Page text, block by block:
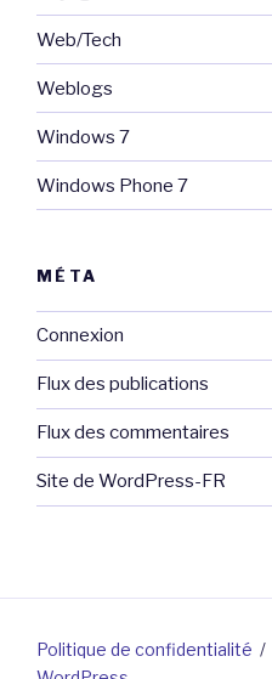
Web/Tech
Weblogs
Windows 7
Windows Phone 7
MÉTA
Connexion
Flux des publications
Flux des commentaires
Site de WordPress-FR
Politique de confidentialité